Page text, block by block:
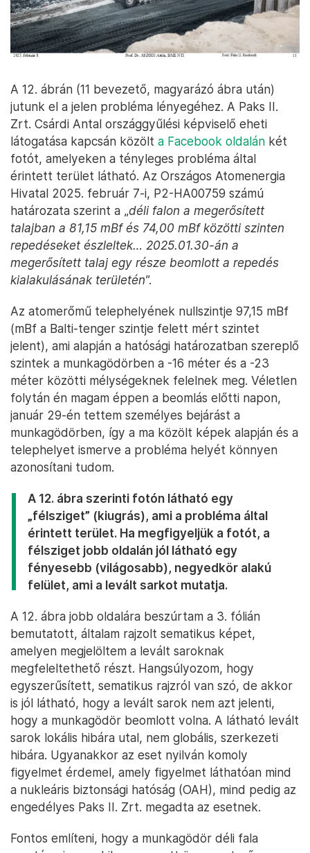
A 11. ábra a munkagödörben már a munkasíkok
kialakítása érdekében zajló munkát mutatja. A
gépek itt már azokat a síkokat munkálják meg,
amelyek a munkagödör tényleges alját adják majd,
és amelyekre – egy szerelőbeton elkészítése után –
az egyes épületek alaplemeze kerül, majd ezekre
kerülnek megépítésre az egyes épületek.
A 12. ábrán (11 bevezető, magyarázó ábra után)
jutunk el a jelen probléma lényegéhez. A Paks II.
Zrt. Csárdi Antal országgyűlési képviselő eheti
látogatása kapcsán közölta Facebook oldalánkét
fotót, amelyeken a tényleges probléma által
érintett terület látható. Az Országos Atomenergia
Hivatal 2025. február 7-i, P2-HA00759 számú
határozata szerint a „ déli falon a megerősített
talajban a 81,15 mBf és 74,00 mBf közötti szinten
repedéseket észleltek… 2025.01.30-án a
megerősített talaj egy része beomlott a repedés
kialakulásának területén”.
Az atomerőmű telephelyének nullszintje 97,15 mBf
(mBf a Balti-tenger szintje felett mért szintet
jelent), ami alapján a hatósági határozatban szereplő
szintek a munkagödörben a -16 méter és a -23
méter közötti mélységeknek felelnek meg. Véletlen
folytán én magam éppen a beomlás előtti napon,
január 29-én tettem személyes bejárást a